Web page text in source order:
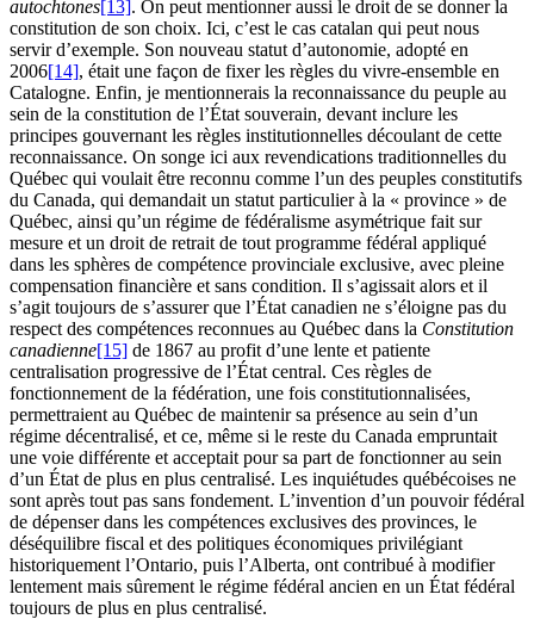
autochtones[13]. On peut mentionner aussi le droit de se donner la
constitution de son choix. Ici, c’est le cas catalan qui peut nous
servir d’exemple. Son nouveau statut d’autonomie, adopté en
2006[14], était une façon de fixer les règles du vivre-ensemble en
Catalogne. Enfin, je mentionnerais la reconnaissance du peuple au
sein de la constitution de l’État souverain, devant inclure les
principes gouvernant les règles institutionnelles découlant de cette
reconnaissance. On songe ici aux revendications traditionnelles du
Québec qui voulait être reconnu comme l’un des peuples constitutifs
du Canada, qui demandait un statut particulier à la « province » de
Québec, ainsi qu’un régime de fédéralisme asymétrique fait sur
mesure et un droit de retrait de tout programme fédéral appliqué
dans les sphères de compétence provinciale exclusive, avec pleine
compensation financière et sans condition. Il s’agissait alors et il
s’agit toujours de s’assurer que l’État canadien ne s’éloigne pas du
respect des compétences reconnues au Québec dans la Constitution
canadienne[15] de 1867 au profit d’une lente et patiente
centralisation progressive de l’État central. Ces règles de
fonctionnement de la fédération, une fois constitutionnalisées,
permettraient au Québec de maintenir sa présence au sein d’un
régime décentralisé, et ce, même si le reste du Canada empruntait
une voie différente et acceptait pour sa part de fonctionner au sein
d’un État de plus en plus centralisé. Les inquiétudes québécoises ne
sont après tout pas sans fondement. L’invention d’un pouvoir fédéral
de dépenser dans les compétences exclusives des provinces, le
déséquilibre fiscal et des politiques économiques privilégiant
historiquement l’Ontario, puis l’Alberta, ont contribué à modifier
lentement mais sûrement le régime fédéral ancien en un État fédéral
toujours de plus en plus centralisé.